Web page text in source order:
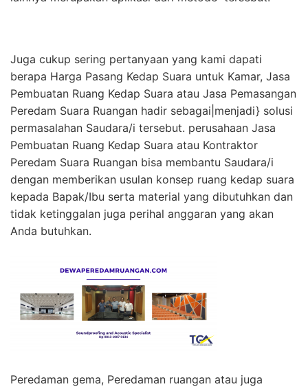
Juga cukup sering pertanyaan yang kami dapati
berapa Harga Pasang Kedap Suara untuk Kamar, Jasa
Pembuatan Ruang Kedap Suara atau Jasa Pemasangan
Peredam Suara Ruangan hadir sebagai|menjadi} solusi
permasalahan Saudara/i tersebut. perusahaan Jasa
Pembuatan Ruang Kedap Suara atau Kontraktor
Peredam Suara Ruangan bisa membantu Saudara/i
dengan memberikan usulan konsep ruang kedap suara
kepada Bapak/Ibu serta material yang dibutuhkan dan
tidak ketinggalan juga perihal anggaran yang akan
Anda butuhkan.
Peredaman gema, Peredaman ruangan atau juga